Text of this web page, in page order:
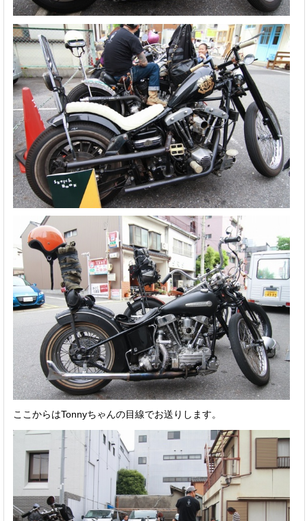
ここからはTonnyちゃんの目線でお送りします。